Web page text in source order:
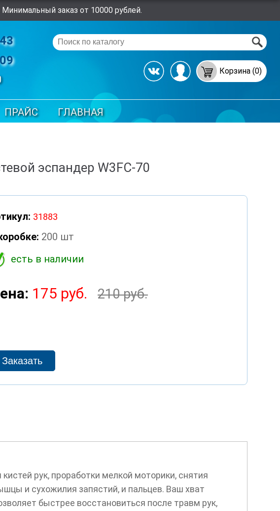
заказ от 10000 рублей.
Корзина (0)
ПРАЙС ГЛАВНАЯ
эспандер W3FC-70
31883
200 шт
есть в наличии
175 руб. 210 руб.
рук, проработки мелкой моторики, снятия
и сухожилия запястий, и пальцев. Ваш хват
быстрее восстановиться после травм рук,